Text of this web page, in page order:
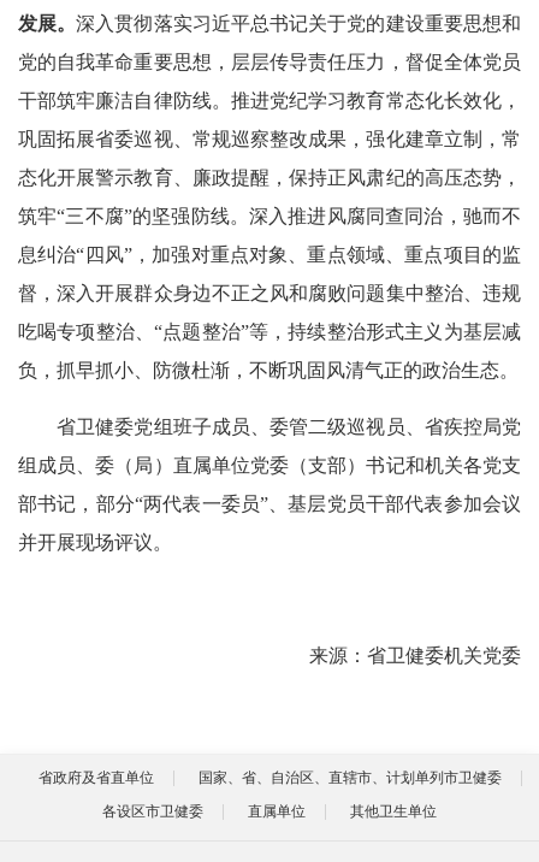
发展。深入贯彻落实习近平总书记关于党的建设重要思想和
党的自我革命重要思想，层层传导责任压力，督促全体党员
干部筑牢廉洁自律防线。推进党纪学习教育常态化长效化，
巩固拓展省委巡视、常规巡察整改成果，强化建章立制，常
态化开展警示教育、廉政提醒，保持正风肃纪的高压态势，
筑牢“三不腐”的坚强防线。深入推进风腐同查同治，驰而不
息纠治“四风”，加强对重点对象、重点领域、重点项目的监
督，深入开展群众身边不正之风和腐败问题集中整治、违规
吃喝专项整治、“点题整治”等，持续整治形式主义为基层减
负，抓早抓小、防微杜渐，不断巩固风清气正的政治生态。
省卫健委党组班子成员、委管二级巡视员、省疾控局党
组成员、委（局）直属单位党委（支部）书记和机关各党支
部书记，部分“两代表一委员”、基层党员干部代表参加会议
并开展现场评议。
来源：省卫健委机关党委
省政府及省直单位
国家、省、自治区、直辖市、计划单列市卫健委
各设区市卫健委
直属单位 其他卫生单位